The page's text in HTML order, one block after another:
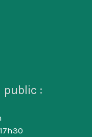
public :